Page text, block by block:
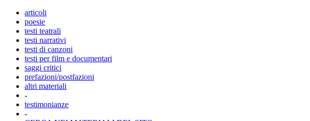
articoli
poesie
testi teatrali
testi narrativi
testi di canzoni
testi per film e documentari
saggi critici
prefazioni/postfazioni
altri materiali
-
testimonianze
-